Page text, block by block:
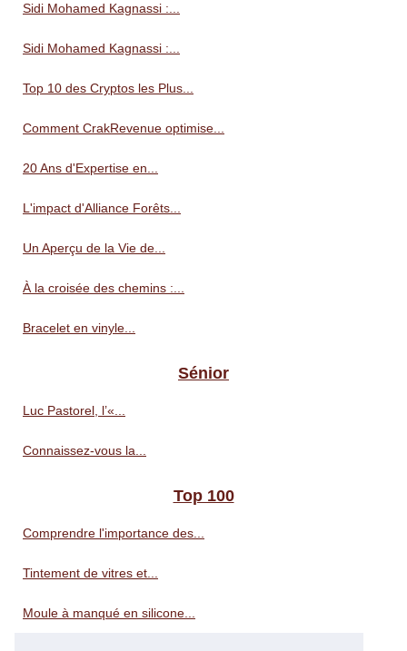
Sidi Mohamed Kagnassi :...
Sidi Mohamed Kagnassi :...
Top 10 des Cryptos les Plus...
Comment CrakRevenue optimise...
20 Ans d'Expertise en...
L'impact d'Alliance Forêts...
Un Aperçu de la Vie de...
À la croisée des chemins :...
Bracelet en vinyle...
Sénior
Luc Pastorel, l’«...
Connaissez-vous la...
Top 100
Comprendre l'importance des...
Tintement de vitres et...
Moule à manqué en silicone...